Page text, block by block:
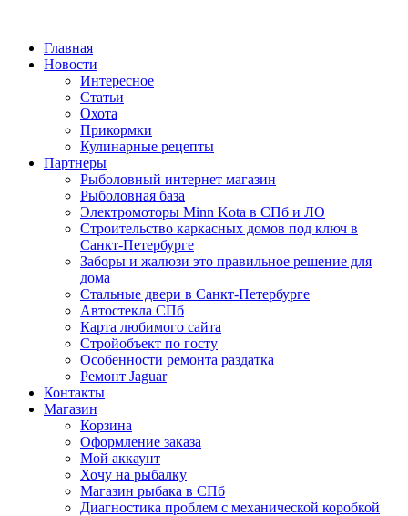
Главная
Новости
Интересное
Статьи
Охота
Прикормки
Кулинарные рецепты
Партнеры
Рыболовный интернет магазин
Рыболовная база
Электромоторы Minn Kota в СПб и ЛО
Строительство каркасных домов под ключ в
Санкт-Петербурге
Заборы и жалюзи это правильное решение для
дома
Стальные двери в Санкт-Петербурге
Автостекла СПб
Карта любимого сайта
Стройобъект по госту
Особенности ремонта раздатка
Ремонт Jaguar
Контакты
Магазин
Корзина
Оформление заказа
Мой аккаунт
Хочу на рыбалку
Магазин рыбака в СПб
Диагностика проблем с механической коробкой